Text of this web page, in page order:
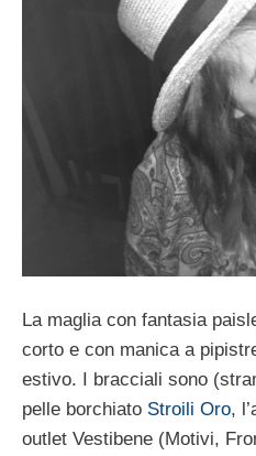
La maglia con fantasia
corto e con manica a
estivo. I bracciali sono
pelle borchiato Stroili Oro,
outlet Vestibene (Motivi,